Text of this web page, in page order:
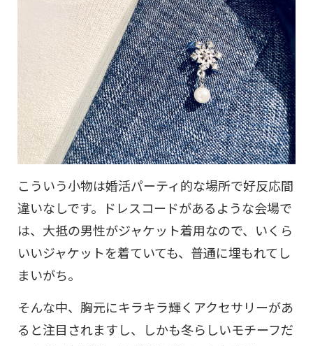
こういう小物は婚活パーティ的な場所で好反応間
違いなしです。ドレスコードがあるような会場で
は、大抵の男性がジャケット着用なので、いくら
いいジャケットを着ていても、普通に埋もれてし
まいがち。
そんな中、胸元にキラキラ輝くアクセサリーがあ
ると注目されますし、しかも冬らしいモチーフだ